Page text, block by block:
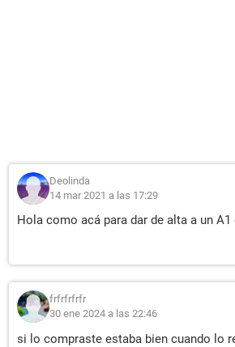
Deolinda
14 mar 2021 a las 17:29
Hola como acá para dar de alta a un
frfrfrfrfr
30 ene 2024 a las 22:46
si lo compraste estaba bien cuando lo